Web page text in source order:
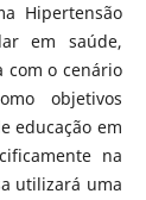
Hipertensão
em saúde,
com o cenário
objetivos
educação em
na
utilizará uma